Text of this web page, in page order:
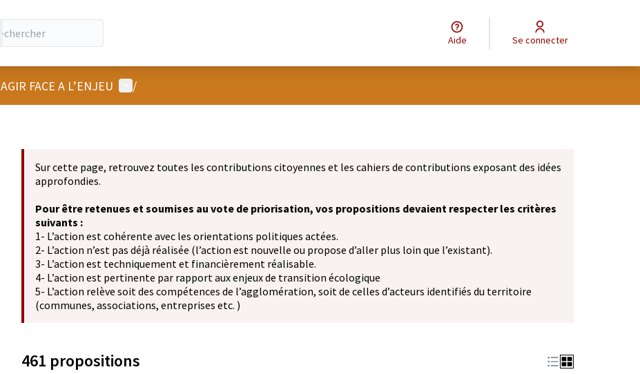
Aide Se connecter
AGIR FACE A L’ENJEU Menu utilisateur
/
Sur cette page, retrouvez toutes les contributions citoyennes et les cahiers de contributions exposant des idées
approfondies.
Pour être retenues et soumises au vote de priorisation, vos propositions devaient respecter les critères
suivants :
1- L’action est cohérente avec les orientations politiques actées.
2- L’action n’est pas déjà réalisée (l’action est nouvelle ou propose d’aller plus loin que l’existant).
3- L’action est techniquement et financièrement réalisable.
4- L’action est pertinente par rapport aux enjeux de transition écologique
5- L’action relève soit des compétences de l’agglomération, soit de celles d’acteurs identifiés du territoire
(communes, associations, entreprises etc. )
461 propositions